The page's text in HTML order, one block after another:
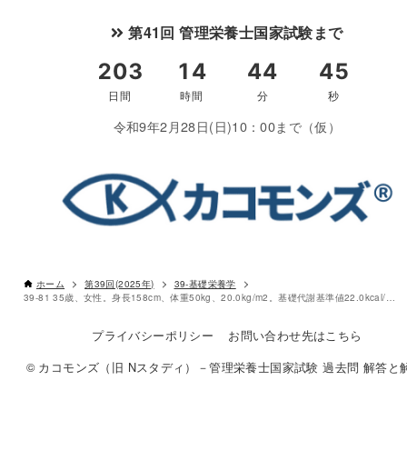
2時間安静にしているときのエネルギー消費量
100.8 kcal/2時間× 5＝ 504kcal
〇
第41回 管理栄養士国家試験まで
令和9年2月28日(日)10：00まで（仮）
ホーム 第39回(2025年)
39-基礎栄養学
39-81 35歳、女性。身長158cm、体重50kg、20.0kg/m2。基礎代謝基準値22.0kcal/kg 体重/日、安静時代謝量は基礎代謝量の1.1倍。5.0メッツの活動を2時間行った。その2時間の総エネルギー消費量(kcal)として、最も適当なのはどれか。
プライバシーポリシー
お問い合わせ先はこちら
© カコモンズ（旧 Nスタディ）－管理栄養士国家試験 過去問 解答と